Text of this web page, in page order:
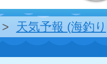
天気予報 (海釣